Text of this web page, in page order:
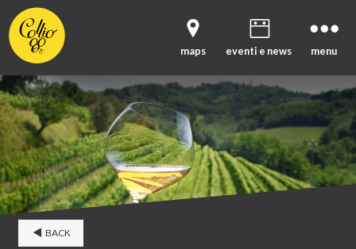
maps eventi e news menu
BACK